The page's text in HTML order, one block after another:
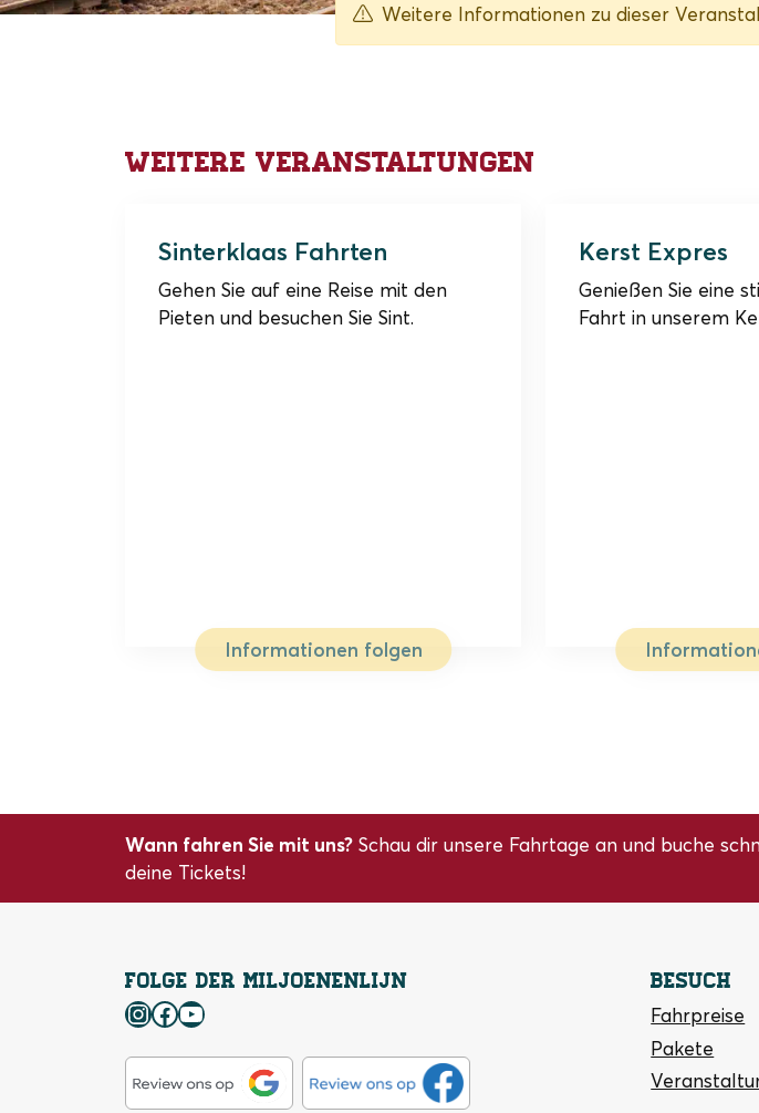
Weitere Informationen zu dieser
Weitere Veranstaltungen
Sinterklaas Fahrten
Gehen Sie auf eine Reise mit den
Pieten und besuchen Sie Sint.
Informationen folgen
Kerst Expres
Genießen Sie eine
Fahrt in unserem
Wann fahren Sie mit uns? Schau dir unsere Fahrtage an und buche
deine Tickets!
Folge der Miljoenenlijn
Instagram
Facebook
YouTube
Besuch
Fahrpreise
Pakete